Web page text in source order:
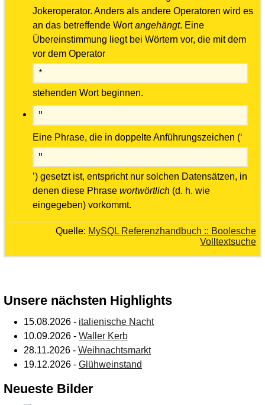
Jokeroperator. Anders als andere Operatoren wird es
an das betreffende Wortangehängt. Eine
Übereinstimmung liegt bei Wörtern vor, die mit dem
vor dem Operator
*
stehenden Wort beginnen.
"
Eine Phrase, die in doppelte Anführungszeichen (‘
"
’) gesetzt ist, entspricht nur solchen Datensätzen, in
denen diese Phrase wortwörtlich(d. h. wie
eingegeben) vorkommt.
Quelle: MySQL Referenzhandbuch :: Boolesche
Volltextsuche
Unsere nächsten Highlights
15.08.2026 - italienische Nacht
10.09.2026 - Waller Kerb
28.11.2026 - Weihnachtsmarkt
19.12.2026 - Glühweinstand
Neueste Bilder